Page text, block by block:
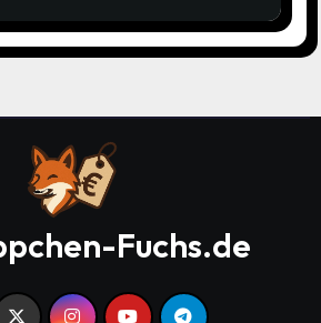
Fuchs.de